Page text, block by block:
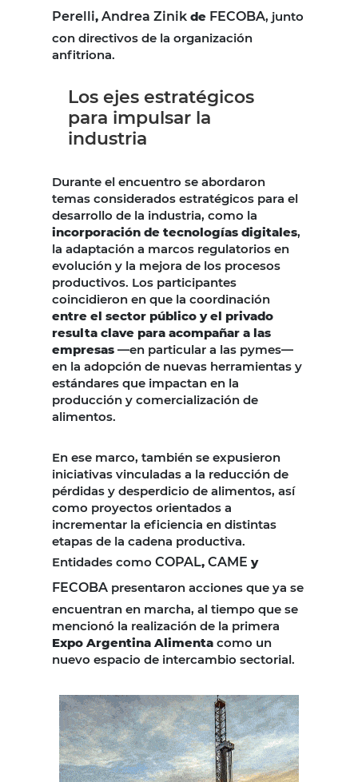
Perelli, Andrea Zinik de FECOBA, junto
con directivos de la organización
anfitriona.
Los ejes estratégicos
para impulsar la
industria
Durante el encuentro se abordaron
temas considerados estratégicos para el
desarrollo de la industria, como la
incorporación de tecnologías digitales,
la adaptación a marcos regulatorios en
evolución y la mejora de los procesos
productivos. Los participantes
coincidieron en que la coordinación
entre el sector público y el privado
resulta clave para acompañar a las
empresas —en particular a las pymes—
en la adopción de nuevas herramientas y
estándares que impactan en la
producción y comercialización de
alimentos.
En ese marco, también se expusieron
iniciativas vinculadas a la reducción de
pérdidas y desperdicio de alimentos, así
como proyectos orientados a
incrementar la eficiencia en distintas
etapas de la cadena productiva.
Entidades como COPAL, CAME y
FECOBA presentaron acciones que ya se
encuentran en marcha, al tiempo que se
mencionó la realización de la primera
Expo Argentina Alimenta como un
nuevo espacio de intercambio sectorial.